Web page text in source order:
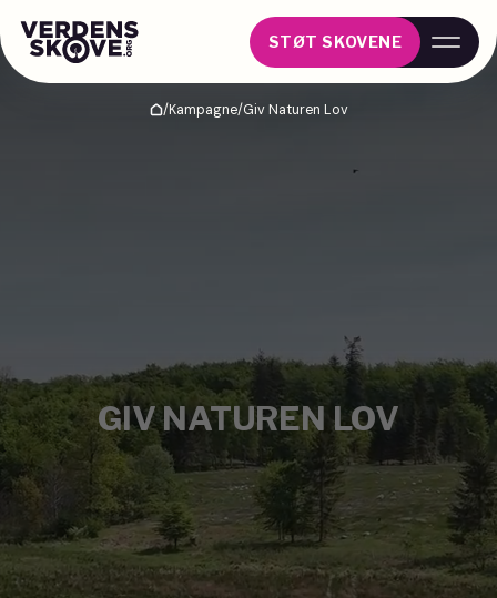
STØT SKOVENE
Hjem/Kampagne/Giv Naturen Lov
GIV NATUREN LOV